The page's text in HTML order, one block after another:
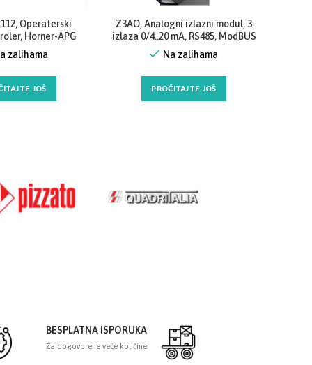
CloseOperaterski
Horner-APG
zalihama
JOŠ
Close
Z3AO, Analogni izlazni modul, 3
izlaza 0/4..20 mA, RS485, ModBUS
RTU, Seneca
Na zalihama
PROČITAJTE JOŠ
BESPLATNA ISPORUKA
Za dogovorene veće količine